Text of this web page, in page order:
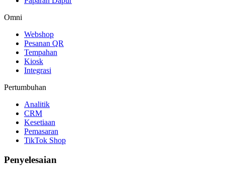
Omni
Webshop
Pesanan QR
Tempahan
Kiosk
Integrasi
Pertumbuhan
Analitik
CRM
Kesetiaan
Pemasaran
TikTok Shop
Penyelesaian